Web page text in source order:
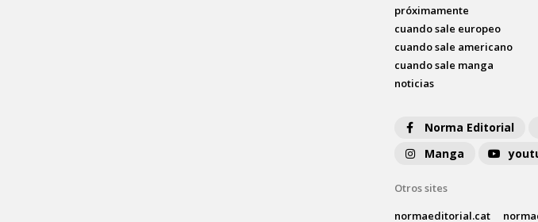
próximamente
cuando sale europeo
cuando sale americano
cuando sale manga
noticias
Norma Editorial
Manga
Otros sites
normaeditorial.cat